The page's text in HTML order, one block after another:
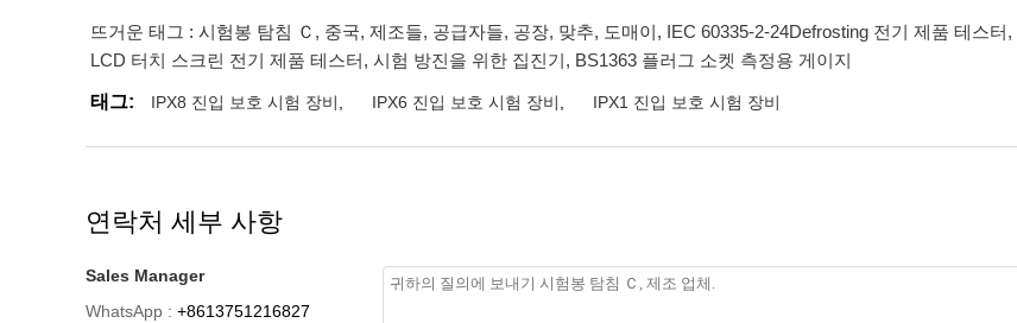
뜨거운 태그 : 시험봉 탐침 Ｃ, 중국, 제조들, 공급자들, 공장, 맞추, 도매이, IEC 60335-2-24Defrosting 전기 제품 테스터,
LCD 터치 스크린 전기 제품 테스터, 시험 방진을 위한 집진기, BS1363 플러그 소켓 측정용 게이지
태그: IPX8 진입 보호 시험 장비 IPX6 진입 보호 시험 장비 IPX1 진입 보호 시험 장비
연락처 세부 사항
Sales Manager
WhatsApp : +8613751216827